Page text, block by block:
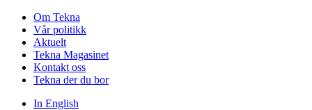
Om Tekna
Vår politikk
Aktuelt
Tekna Magasinet
Kontakt oss
Tekna der du bor
In English